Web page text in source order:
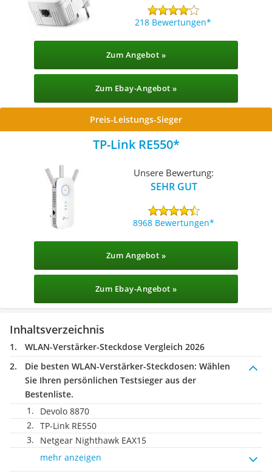
218 Bewertungen
Zum Angebot »
Zum Ebay-Angebot »
Preis-Leistungs-Sieger
TP-Link RE550
Unsere Bewertung:
SEHR GUT
8968 Bewertungen
Zum Angebot »
Zum Ebay-Angebot »
Inhaltsverzeichnis
WLAN-Verstärker-Steckdose Vergleich 2026
Die besten WLAN-Verstärker-Steckdosen: Wählen
Sie Ihren persönlichen Testsieger aus der
Bestenliste.
Devolo 8870
TP-Link RE550
Netgear Nighthawk EAX15
mehr anzeigen